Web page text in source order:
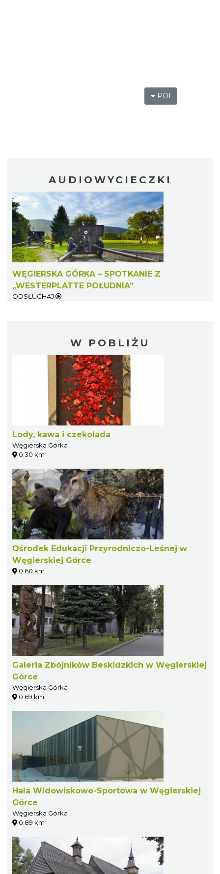
POI
AUDIOWYCIECZKI
WĘGIERSKA GÓRKA – SPOTKANIE Z
„WESTERPLATTE POŁUDNIA”
ODSŁUCHAJ
W POBLIŻU
Lody, kawa i czekolada
Węgierska Górka
0.30 km
Ośrodek Edukacji Przyrodniczo-Leśnej w
Węgierskiej Górce
0.60 km
Galeria Zbójników Beskidzkich w Węgierskiej
Górce
Węgierska Górka
0.69 km
Hala Widowiskowo-Sportowa w Węgierskiej
Górce
Węgierska Górka
0.89 km